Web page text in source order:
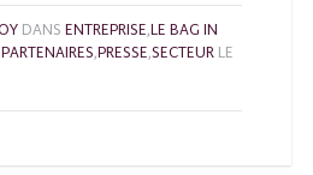
DANSENTREPRISE,LE BAG IN
PARTENAIRES,PRESSE,SECTEURLE